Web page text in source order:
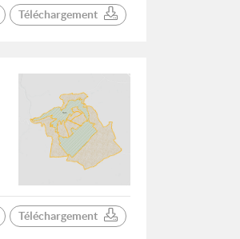
Téléchargement
Téléchargement